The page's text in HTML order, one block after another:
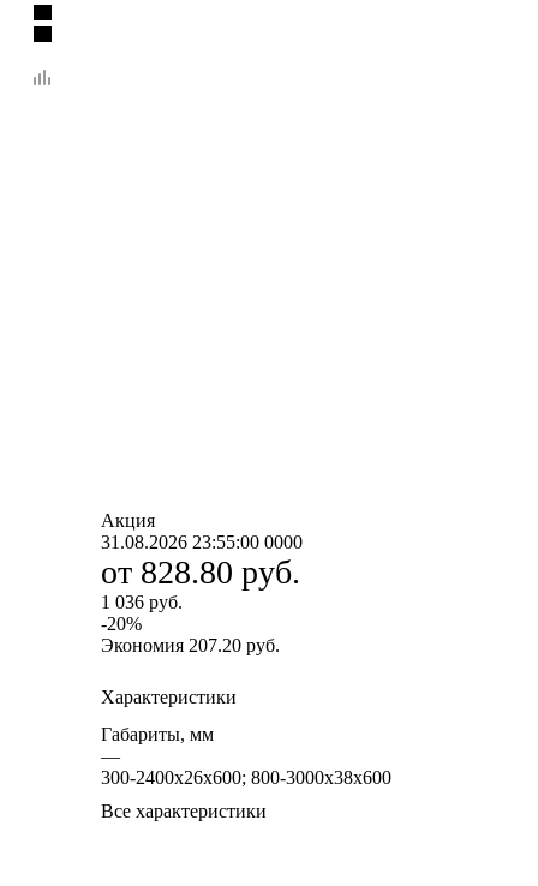
Акция
31.08.2026 23:55:00 0000
от 828.80 руб.
1 036 руб.
-20%
Экономия 207.20 руб.
Характеристики
Габариты, мм
—
300-2400х26х600; 800-3000х38х600
Все характеристики